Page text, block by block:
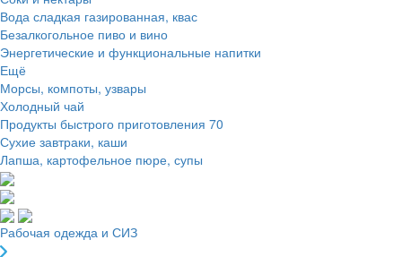
Вода сладкая газированная, квас
Безалкогольное пиво и вино
Энергетические и функциональные напитки
Ещё
Морсы, компоты, узвары
Холодный чай
Продукты быстрого приготовления 70
Сухие завтраки, каши
Лапша, картофельное пюре, супы
Рабочая одежда и СИЗ